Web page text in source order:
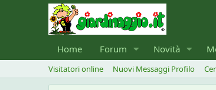
Home Forum Novità
Visitatori online Nuovi Messaggi Profilo